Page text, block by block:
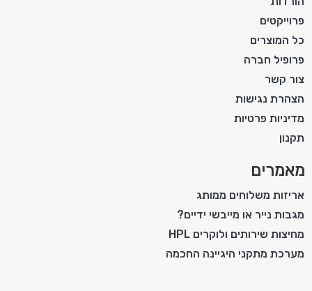
פרוייקטים
כל המוצרים
פרופיל חברה
צור קשר
הצהרת נגישות
מדיניות פרטיות
תקנון
מאמרים
אריזות משלוחים ממותג
מגבות נייר או מייבשי ידיים?
מחיצות שירותים ולוקרים HPL
מערכת מתקני היגיינה החכמה